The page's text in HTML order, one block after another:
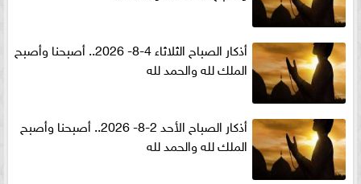
أذكار الصباح الثلاثاء 4-8- 2026.. أصبحنا وأصبح
الملك لله والحمد لله
أذكار الصباح الأحد 2-8- 2026.. أصبحنا وأصبح
الملك لله والحمد لله